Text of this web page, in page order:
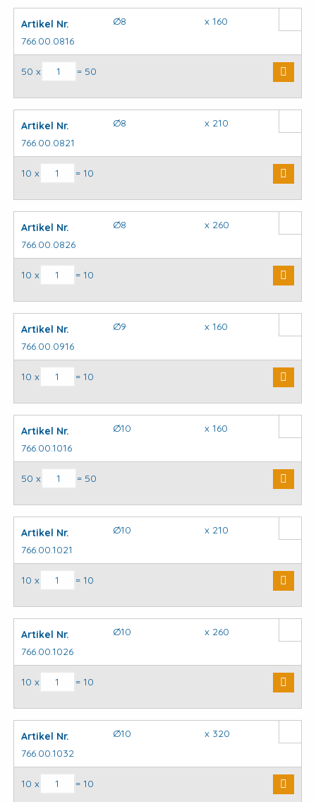
Artikel Nr.
766.00.0816
Ø8 x 160
SDS plus hamerboor aantal
50 x = 50
Artikel Nr.
766.00.0821
Ø8 x 210
SDS plus hamerboor aantal
10 x = 10
Artikel Nr.
766.00.0826
Ø8 x 260
SDS plus hamerboor aantal
10 x = 10
Artikel Nr.
766.00.0916
Ø9 x 160
SDS plus hamerboor aantal
10 x = 10
Artikel Nr.
766.00.1016
Ø10 x 160
SDS plus hamerboor aantal
50 x = 50
Artikel Nr.
766.00.1021
Ø10 x 210
SDS plus hamerboor aantal
10 x = 10
Artikel Nr.
766.00.1026
Ø10 x 260
SDS plus hamerboor aantal
10 x = 10
Artikel Nr.
766.00.1032
Ø10 x 320
SDS plus hamerboor aantal
10 x = 10